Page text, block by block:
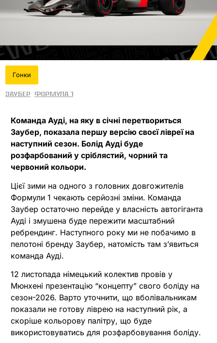
Гонки
Заубер Формула 1
Команда Ауді, на яку в січні перетвориться
Заубер, показала першу версію своєї лівреї на
наступний сезон. Болід Ауді буде
розфарбований у сріблястий, чорний та
червоний кольори.
Цієї зими на одного з головних довгожителів
Формули 1 чекають серйозні зміни. Команда
Заубер остаточно перейде у власність автогіганта
Ауді і змушена буде пережити масштабний
ребрендинг. Наступного року ми не побачимо в
пелотоні бренду Заубер, натомість там зʼявиться
команда Ауді.
12 листопада німецький колектив провів у
Мюнхені презентацію “концепту” свого боліду на
сезон-2026. Варто уточнити, що вболівальникам
показали не готову ліврею на наступний рік, а
скоріше кольорову палітру, що буде
використовуватись для розфарбовування боліду.